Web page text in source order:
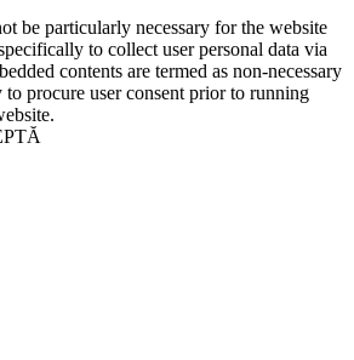
be particularly necessary for the website
to collect user personal data via
contents are termed as non-necessary
procure user consent prior to running